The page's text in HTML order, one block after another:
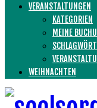
VERANSTALTUNGEN
KATEGORIEN
MEINE
WEIHNACHTEN